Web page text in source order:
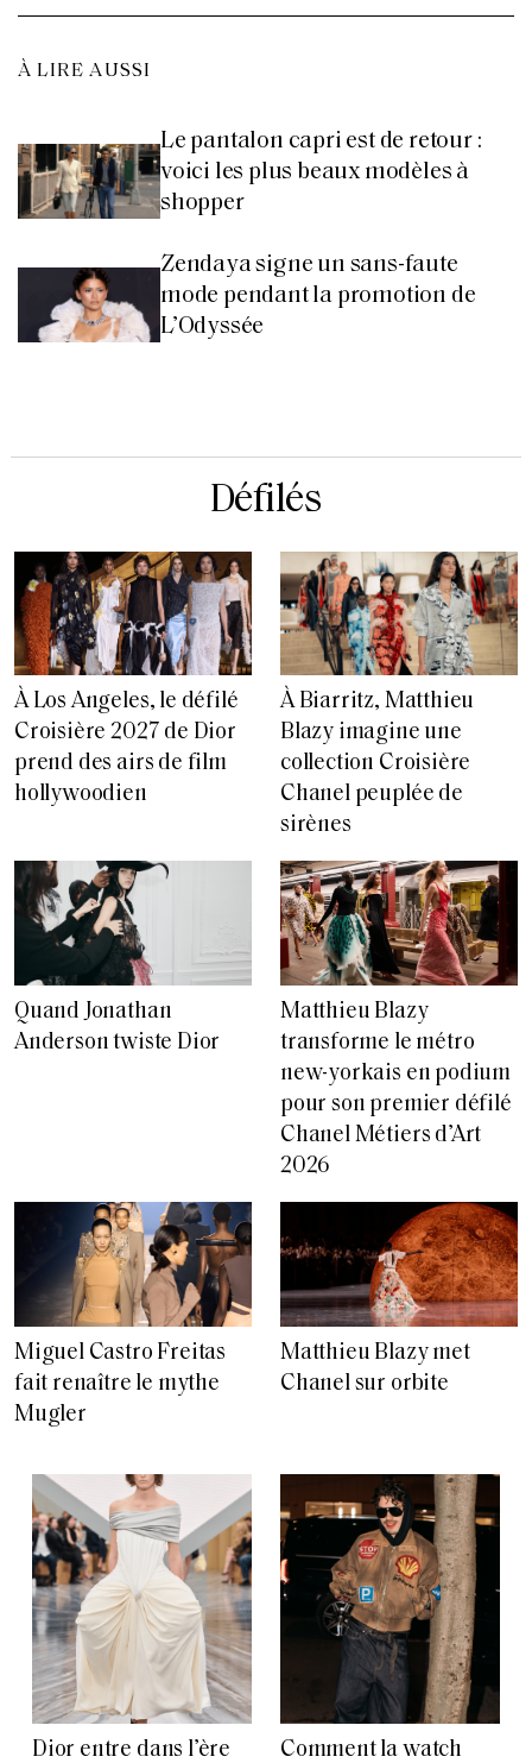
À LIRE AUSSI
Le pantalon capri est de retour :
voici les plus beaux modèles à
shopper
Zendaya signe un sans-faute
mode pendant la promotion de
L’Odyssée
Défilés
À Los Angeles, le défilé
Croisière 2027 de Dior
prend des airs de film
hollywoodien
À Biarritz, Matthieu
Blazy imagine une
collection Croisière
Chanel peuplée de
sirènes
Quand Jonathan
Anderson twiste Dior
Matthieu Blazy
transforme le métro
new-yorkais en podium
pour son premier défilé
Chanel Métiers d’Art
2026
Miguel Castro Freitas
fait renaître le mythe
Mugler
Matthieu Blazy met
Chanel sur orbite
Dior entre dans l’ère
Comment la watch